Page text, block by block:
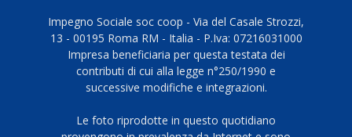
Impegno Sociale soc coop - Via del Casale Strozzi,
13 - 00195 Roma RM - Italia - P.Iva: 07216031000
Impresa beneficiaria per questa testata dei
contributi di cui alla legge n°250/1990 e
successive modifiche e integrazioni.
Le foto riprodotte in questo quotidiano